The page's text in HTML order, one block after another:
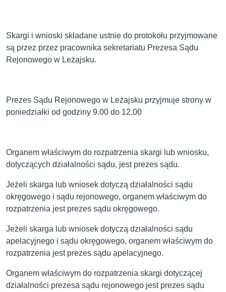
Skargi i wnioski składane ustnie do protokołu przyjmowane
są przez przez pracownika sekretariatu Prezesa Sądu
Rejonowego w Leżajsku.
Prezes Sądu Rejonowego w Leżajsku przyjmuje strony w
poniedziałki od godziny 9.00 do 12.00
Organem właściwym do rozpatrzenia skargi lub wniosku,
dotyczących działalności sądu, jest prezes sądu.
Jeżeli skarga lub wniosek dotyczą działalności sądu
okręgowego i sądu rejonowego, organem właściwym do
rozpatrzenia jest prezes sądu okręgowego.
Jeżeli skarga lub wniosek dotyczą działalności sądu
apelacyjnego i sądu okręgowego, organem właściwym do
rozpatrzenia jest prezes sądu apelacyjnego.
Organem właściwym do rozpatrzenia skargi dotyczącej
działalności prezesa sądu rejonowego jest prezes sądu